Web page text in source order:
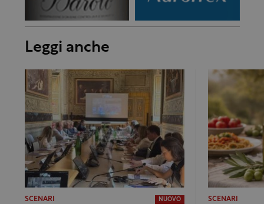
Leggi anche
SCENARI NUOVO SCENARI